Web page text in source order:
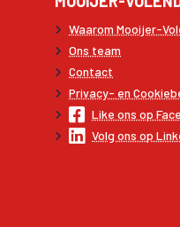
Waarom Mooijer-
Ons team
Contact
Privacy- en
Like ons op
Volg ons op